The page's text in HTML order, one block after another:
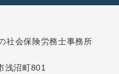
浅沼町801